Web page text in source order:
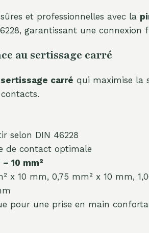
et professionnelles avec la
garantissant une connexion
au sertissage carré
sertissage carré qui maximise la
selon DIN 46228
de contact optimale
10 mm²
x 10 mm, 0,75 mm² x 10 mm,
pour une prise en main